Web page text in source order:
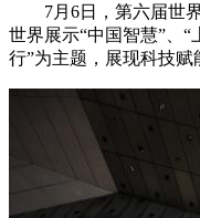
7月6日，第六届世界
世界展示“中国智慧”、
行”为主题，展现科技